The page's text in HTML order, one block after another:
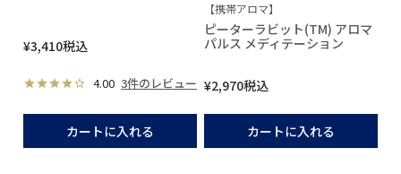
¥3,410税込
4.00 3件のレビュー
カートに入れる
【携帯アロマ】
ピーターラビット(TM) アロマ
パルス メディテーション
¥2,970税込
カートに入れる